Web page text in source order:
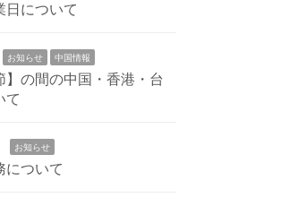
日について
お知らせ 中国情報
】の間の中国・香港・台
て
お知らせ
について